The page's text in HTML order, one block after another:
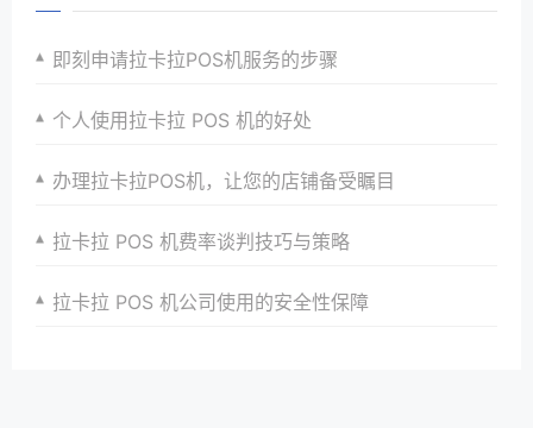
即刻申请拉卡拉POS机服务的步骤
个人使用拉卡拉 POS 机的好处
办理拉卡拉POS机，让您的店铺备受瞩目
拉卡拉 POS 机费率谈判技巧与策略
拉卡拉 POS 机公司使用的安全性保障